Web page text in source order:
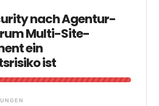
nach Agentur-
Multi-Site-
ein
ist